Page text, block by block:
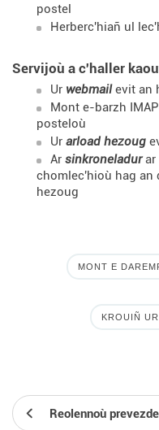
postel
Herberc'hiañ ul
Servijoù a c'haller
Ur webmailevit an
Mont e-barzh
posteloù
Ur arload hezoug
Ar sinkroneladurar
chomlec'hioù hag an
hezoug
MONT E
KROUIÑ
Reolennoù